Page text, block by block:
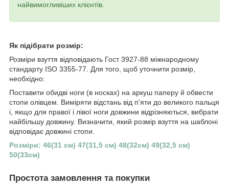
найвимогливіших клієнтів.
Як підібрати розмір:
Розміри взуття відповідають Гост 3927-88 міжнародному
стандарту ISO 3355-77. Для того, щоб уточнити розмір,
необхідно:
Поставити обидві ноги (в носках) на аркуш паперу й обвести
стопи олівцем. Виміряти відстань від п'яти до великого пальця
і, якщо для правої і лівої ноги довжини відрізняються, вибрати
найбільшу довжину. Визначити, який розмір взуття на шаблоні
відповідає довжині стопи.
Розміри: 46(31 см) 47(31,5 см) 48(32см) 49(32,5 см)
50(33см)
Простота замовлення та покупки